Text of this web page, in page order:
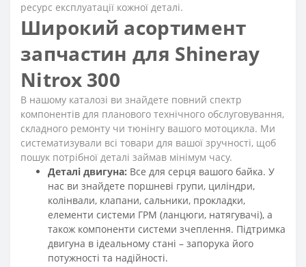
ресурс експлуатації кожної деталі.
Широкий асортимент
запчастин для Shineray
Nitrox 300
В нашому каталозі ви знайдете повний спектр
компонентів для планового технічного обслуговування,
складного ремонту чи тюнінгу вашого мотоцикла. Ми
систематизували всі товари для вашої зручності, щоб
пошук потрібної деталі займав мінімум часу.
Деталі двигуна: Все для серця вашого байка. У
нас ви знайдете поршневі групи, циліндри,
колінвали, клапани, сальники, прокладки,
елементи системи ГРМ (ланцюги, натягувачі), а
також компоненти системи зчеплення. Підтримка
двигуна в ідеальному стані – запорука його
потужності та надійності.